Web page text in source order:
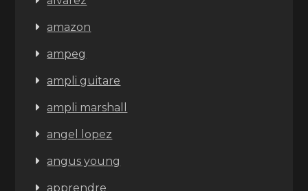
amazon
ampeg
ampli guitare
ampli marshall
angel lopez
angus young
apprendre